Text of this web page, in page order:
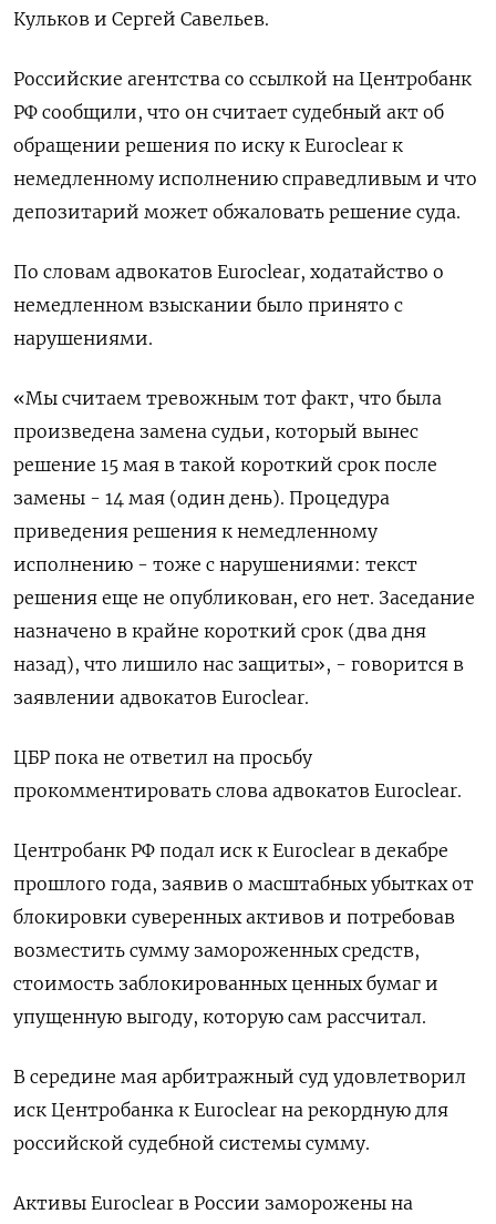
Кульков и Сергей Савельев.
Российские агентства со ссылкой на Центробанк
РФ сообщили, что он считает судебный ​акт об
обращении решения ​по иску ​к Euroclear к
немедленному ⁠исполнению справедливым и что
депозитарий может обжаловать ‌решение суда.
По словам адвокатов Euroclear, ‌ходатайство о
немедленном взыскании было принято с
нарушениями.
«Мы считаем тревожным тот факт, ​что была
произведена замена судьи, который вынес
решение 15 ‌мая в такой короткий срок после
замены - 14 мая (один ​день). Процедура
приведения решения к немедленному
исполнению - тоже с нарушениями: ‌текст
решения еще не опубликован, его нет. Заседание
назначено в крайне короткий срок (два дня
назад), что лишило нас защиты», - ​говорится в
заявлении адвокатов ​Euroclear.
ЦБР пока ‌не ответил на просьбу
прокомментировать слова адвокатов Euroclear.
Центробанк РФ подал ​иск к Euroclear в декабре
прошлого года, заявив о масштабных убытках от
блокировки суверенных активов и потребовав
возместить сумму замороженных средств,
стоимость заблокированных ценных бумаг и
упущенную выгоду, которую сам рассчитал.
В середине мая арбитражный суд удовлетворил
иск Центробанка к Euroclear на рекордную для
российской ​судебной системы сумму.
Активы ⁠Euroclear в России заморожены на